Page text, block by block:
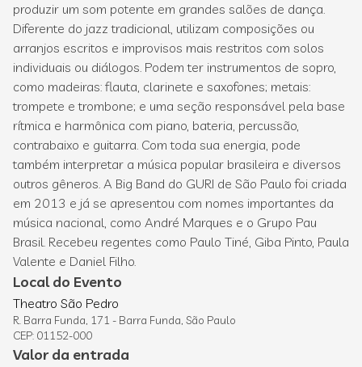
produzir um som potente em grandes salões de dança.
Diferente do jazz tradicional, utilizam composições ou
arranjos escritos e improvisos mais restritos com solos
individuais ou diálogos. Podem ter instrumentos de sopro,
como madeiras: flauta, clarinete e saxofones; metais:
trompete e trombone; e uma seção responsável pela base
rítmica e harmônica com piano, bateria, percussão,
contrabaixo e guitarra. Com toda sua energia, pode
também interpretar a música popular brasileira e diversos
outros gêneros. A Big Band do GURI de São Paulo foi criada
em 2013 e já se apresentou com nomes importantes da
música nacional, como André Marques e o Grupo Pau
Brasil. Recebeu regentes como Paulo Tiné, Giba Pinto, Paula
Valente e Daniel Filho.
Local do Evento
Theatro São Pedro
R. Barra Funda, 171 - Barra Funda, São Paulo
CEP: 01152-000
Valor da entrada